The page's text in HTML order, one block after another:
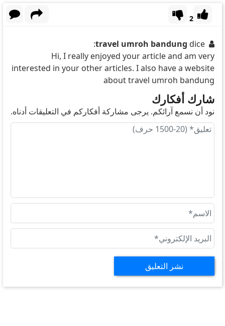
2
travel umroh bandung dice:
Hi, I really enjoyed your article and am very
interested in your other articles. I also have a website
about travel umroh bandung
شارك أفكارك
نود أن نسمع آرائكم. يرجى مشاركة أفكاركم في التعليقات أدناه.